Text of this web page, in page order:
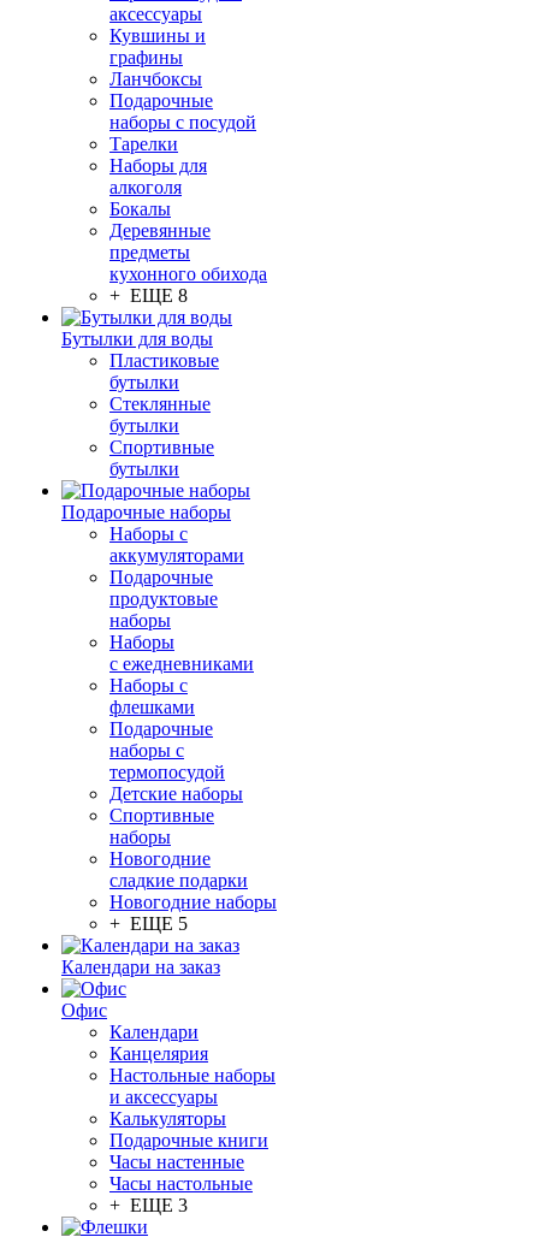
аксессуары
Кувшины и
графины
Ланчбоксы
Подарочные
наборы с посудой
Тарелки
Наборы для
алкоголя
Бокалы
Деревянные
предметы
кухонного обихода
+ ЕЩЕ 8
Бутылки для воды
Пластиковые
бутылки
Стеклянные
бутылки
Спортивные
бутылки
Подарочные наборы
Наборы с
аккумуляторами
Подарочные
продуктовые
наборы
Наборы
с ежедневниками
Наборы с
флешками
Подарочные
наборы с
термопосудой
Детские наборы
Спортивные
наборы
Новогодние
сладкие подарки
Новогодние наборы
+ ЕЩЕ 5
Календари на заказ
Офис
Календари
Канцелярия
Настольные наборы
и аксессуары
Калькуляторы
Подарочные книги
Часы настенные
Часы настольные
+ ЕЩЕ 3